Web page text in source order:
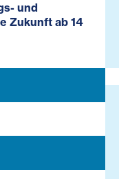
und
Zukunft ab 14